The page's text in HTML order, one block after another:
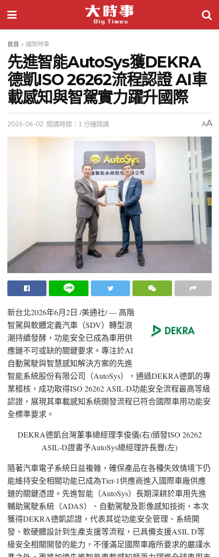
首頁 國際時事
先進智能AutoSys獲DEKRA
德凱ISO 26262流程認證 AI車
載感知與智駕實力躍升國際
2026-06-02 閱讀時間：1 分鐘閱讀 AA
新台北2026年6月2日 /美通社/ — 高階
智駕與軟體定義汽車（SDV）轉型浪
潮持續發酵，功能安全已成為車用供
應鏈不可或缺的關鍵要求。專注於AI
自動駕駛與智慧感知解決方案的先進
智能系統股份有限公司（AutoSys），通過DEKRA德凱的專
業稽核，成功取得ISO 26262 ASIL-D功能安全流程最高等級
認證，展現其車載感知系統開發流程已符合國際車用功能安
全標準要求。
DEKRA德凱台灣董事總經理李俊儀(右)頒發ISO 26262
ASIL-D證書予AutoSys總經理許長豐(左)
隨著汽車電子系統日益複雜，確保產品在各種失效情境下仍
能維持安全相關功能已成為Tier-1供應商進入國際車廠供應
鏈的關鍵憑證。先進智能（AutoSys）長期深耕於車用先進
輔助駕駛系統（ADAS）、自動駕駛及影像感知技術，本次
獲得DEKRA德凱認證，代表其從功能安全管理、系統開
發、軟硬體設計到生產支援等流程，已具備支援ASIL D等
級安全相關開發的能力，不僅滿足國際車廠所要求的嚴謹水